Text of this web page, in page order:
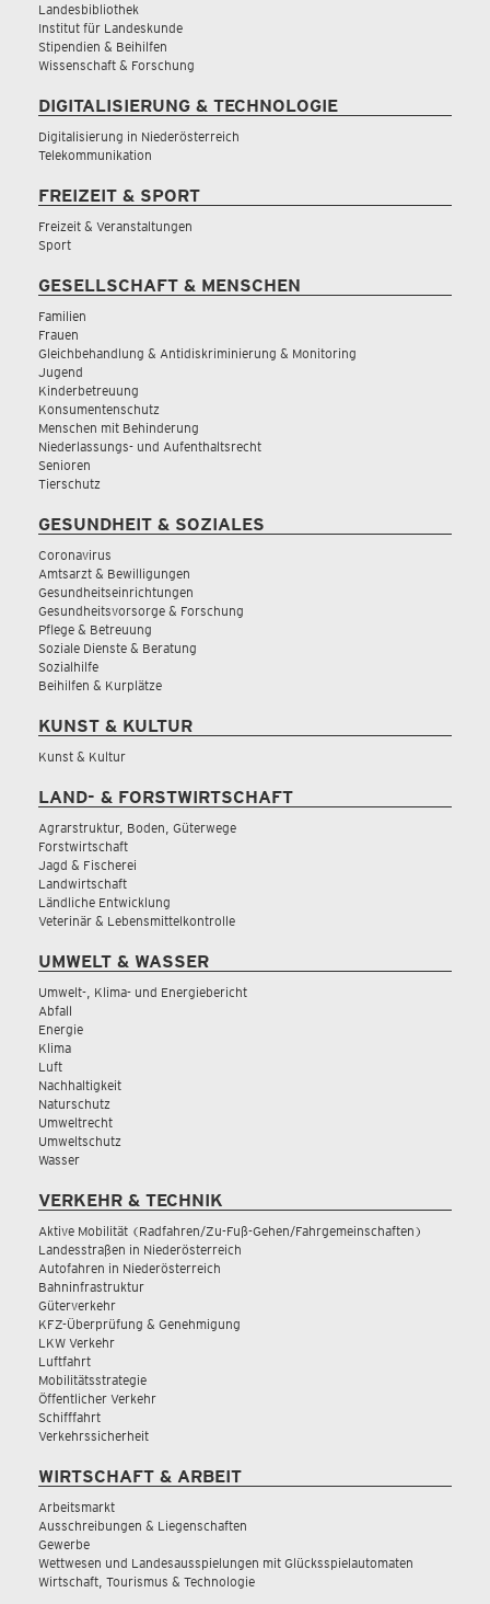
Landesbibliothek
Institut für Landeskunde
Stipendien & Beihilfen
Wissenschaft & Forschung
DIGITALISIERUNG & TECHNOLOGIE
Digitalisierung in Niederösterreich
Telekommunikation
FREIZEIT & SPORT
Freizeit & Veranstaltungen
Sport
GESELLSCHAFT & MENSCHEN
Familien
Frauen
Gleichbehandlung & Antidiskriminierung & Monitoring
Jugend
Kinderbetreuung
Konsumentenschutz
Menschen mit Behinderung
Niederlassungs- und Aufenthaltsrecht
Senioren
Tierschutz
GESUNDHEIT & SOZIALES
Coronavirus
Amtsarzt & Bewilligungen
Gesundheitseinrichtungen
Gesundheitsvorsorge & Forschung
Pflege & Betreuung
Soziale Dienste & Beratung
Sozialhilfe
Beihilfen & Kurplätze
KUNST & KULTUR
Kunst & Kultur
LAND- & FORSTWIRTSCHAFT
Agrarstruktur, Boden, Güterwege
Forstwirtschaft
Jagd & Fischerei
Landwirtschaft
Ländliche Entwicklung
Veterinär & Lebensmittelkontrolle
UMWELT & WASSER
Umwelt-, Klima- und Energiebericht
Abfall
Energie
Klima
Luft
Nachhaltigkeit
Naturschutz
Umweltrecht
Umweltschutz
Wasser
VERKEHR & TECHNIK
Aktive Mobilität (Radfahren/Zu-Fuß-Gehen/Fahrgemeinschaften)
Landesstraßen in Niederösterreich
Autofahren in Niederösterreich
Bahninfrastruktur
Güterverkehr
KFZ-Überprüfung & Genehmigung
LKW Verkehr
Luftfahrt
Mobilitätsstrategie
Öffentlicher Verkehr
Schifffahrt
Verkehrssicherheit
WIRTSCHAFT & ARBEIT
Arbeitsmarkt
Ausschreibungen & Liegenschaften
Gewerbe
Wettwesen und Landesausspielungen mit Glücksspielautomaten
Wirtschaft, Tourismus & Technologie